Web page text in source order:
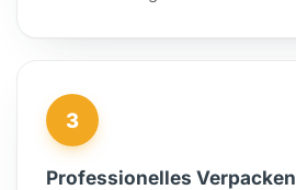
3
Professionelles Verpacken